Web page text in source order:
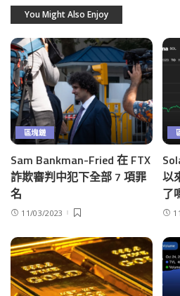
You Might Also Enjoy
區塊鏈
Sam Bankman-Fried 在 FTX
詐欺審判中犯下全部 7 項罪
名
11/03/2023
以
了